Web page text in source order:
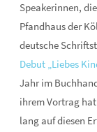
Speakerinnen,
Pfandhaus der
deutsche
Debut „Liebes
Jahr im
ihrem Vortrag
lang auf diesen